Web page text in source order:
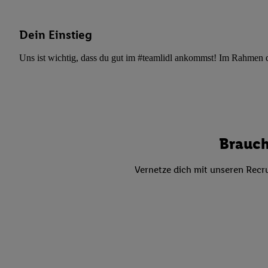
Dein Einstieg
Uns ist wichtig, dass du gut im #teamlidl ankommst! Im Rahmen
Vernetze dich mit unseren
Anzeige von
oder Zugriff auf
von Zielgruppen
reduzierter Daten